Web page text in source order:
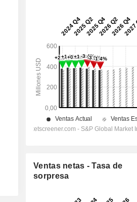
Ventas netas - Tasa de
sorpresa